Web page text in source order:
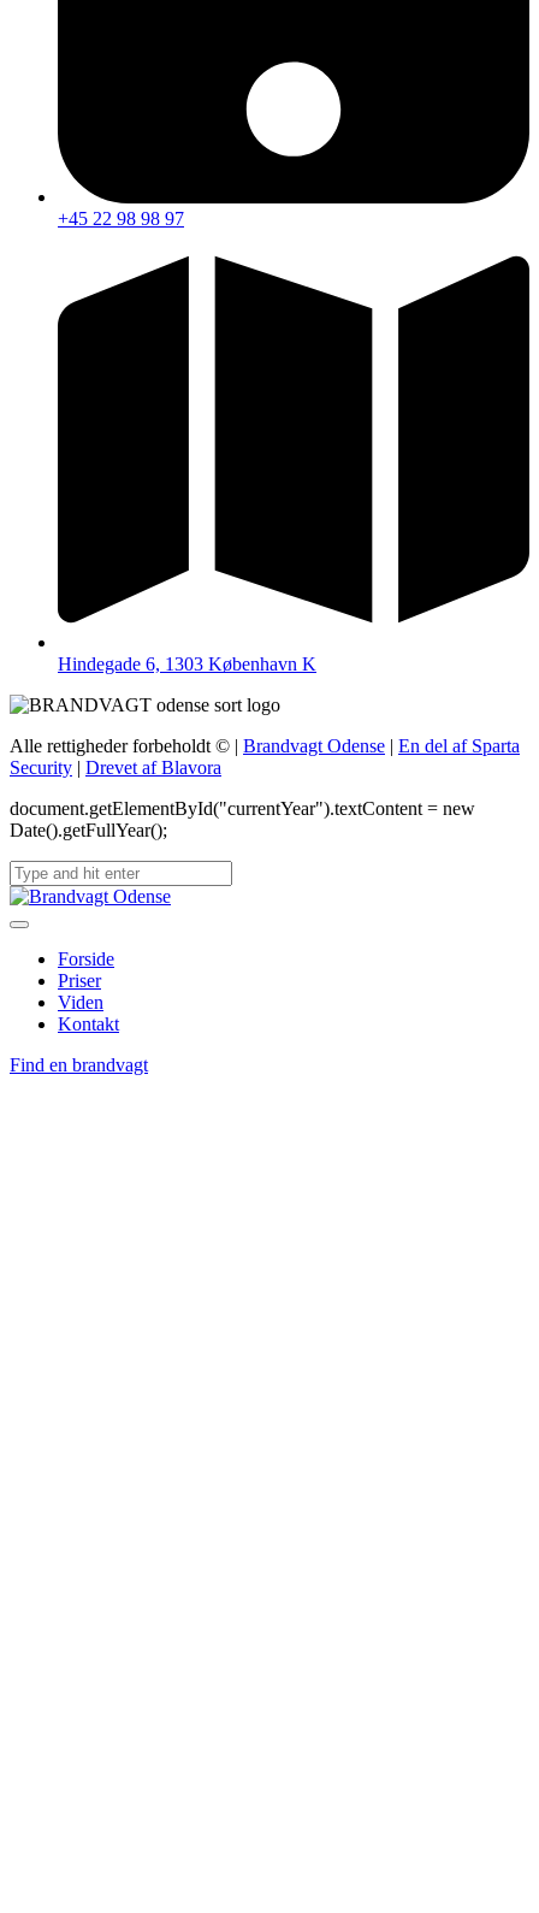
+45 22 98 98 97
Hindegade 6, 1303 København K
Alle rettigheder forbeholdt © | Brandvagt Odense | En del af Sparta
Security | Drevet af Blavora
document.getElementById("currentYear").textContent = new
Date().getFullYear();
Forside
Priser
Viden
Kontakt
Find en brandvagt